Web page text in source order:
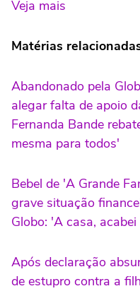
Veja mais
Matérias
Abandonado pela
alegar falta de apoio
Fernanda Bande
mesma para todos'
Bebel de 'A Grande
grave situação
Globo: 'A casa,
Após declaração
de estupro contra a